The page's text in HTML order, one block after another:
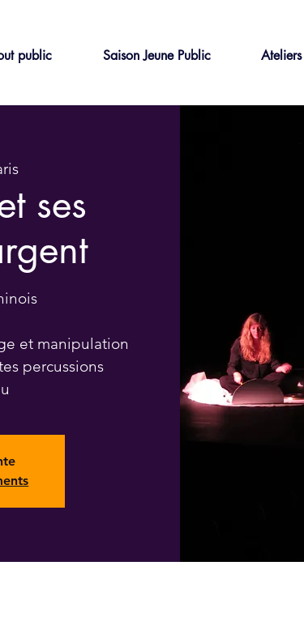
public Saison Jeune Public Ateliers
ses
et manipulation
percussions